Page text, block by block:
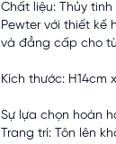
Chất liệu: Thủy
Pewter với thiết kế
và đẳng cấp cho
Kích thước: H14cm
Sự lựa chọn hoàn
Trang trí: Tôn lên